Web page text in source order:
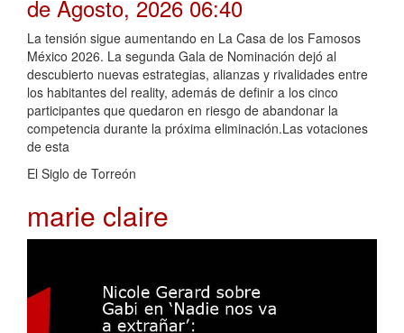
de Agosto, 2026 06:40
La tensión sigue aumentando en La Casa de los Famosos
México 2026. La segunda Gala de Nominación dejó al
descubierto nuevas estrategias, alianzas y rivalidades entre
los habitantes del reality, además de definir a los cinco
participantes que quedaron en riesgo de abandonar la
competencia durante la próxima eliminación.Las votaciones
de esta
El Siglo de Torreón
marie claire